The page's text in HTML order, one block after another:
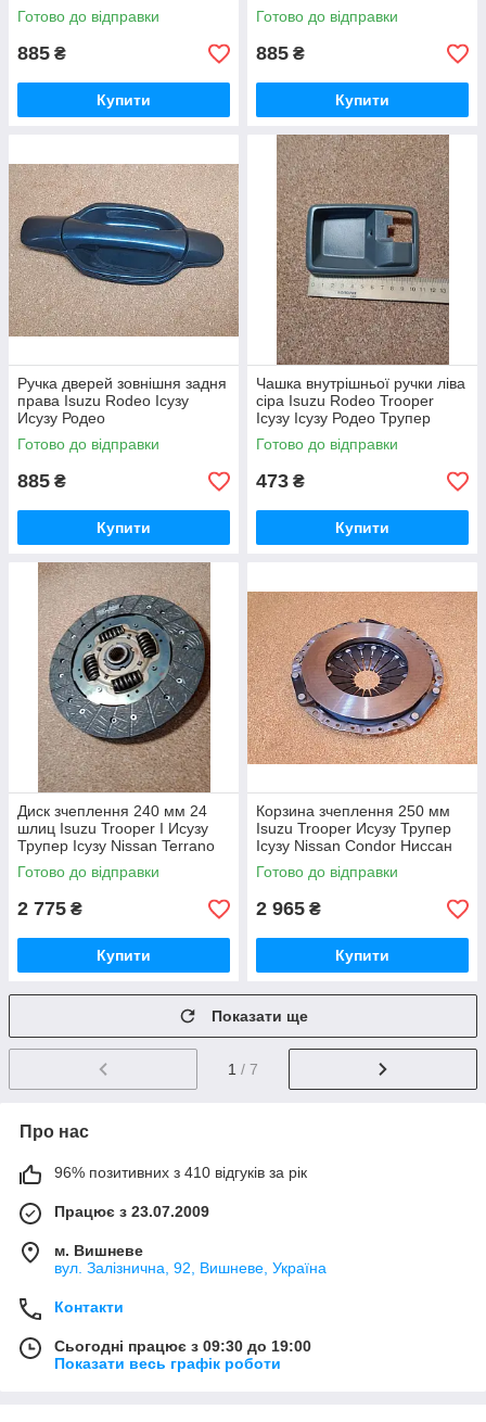
Готово до відправки
885 ₴
Купити
Готово до відправки
885 ₴
Купити
Ручка дверей зовнішня задня
права Isuzu Rodeo Ісузу
Исузу Родео
Готово до відправки
885 ₴
Купити
Чашка внутрішньої ручки ліва
сіра Isuzu Rodeo Trooper
Ісузу Ісузу Родео Трупер
Готово до відправки
473 ₴
Купити
Диск зчеплення 240 мм 24
шлиц Isuzu Trooper I Исузу
Трупер Ісузу Nissan Terrano
Ниссан Ніссан Террано
Готово до відправки
2 775 ₴
Купити
Корзина зчеплення 250 мм
Isuzu Trooper Исузу Трупер
Ісузу Nissan Condor Ниссан
Кондор
Готово до відправки
2 965 ₴
Купити
Показати ще
1 / 7
Про нас
96% позитивних з 410 відгуків за рік
Працює з 23.07.2009
м. Вишневе
вул. Залізнична, 92, Вишневе, Україна
Контакти
Сьогодні працює з 09:30 до 19:00
Показати весь графік роботи